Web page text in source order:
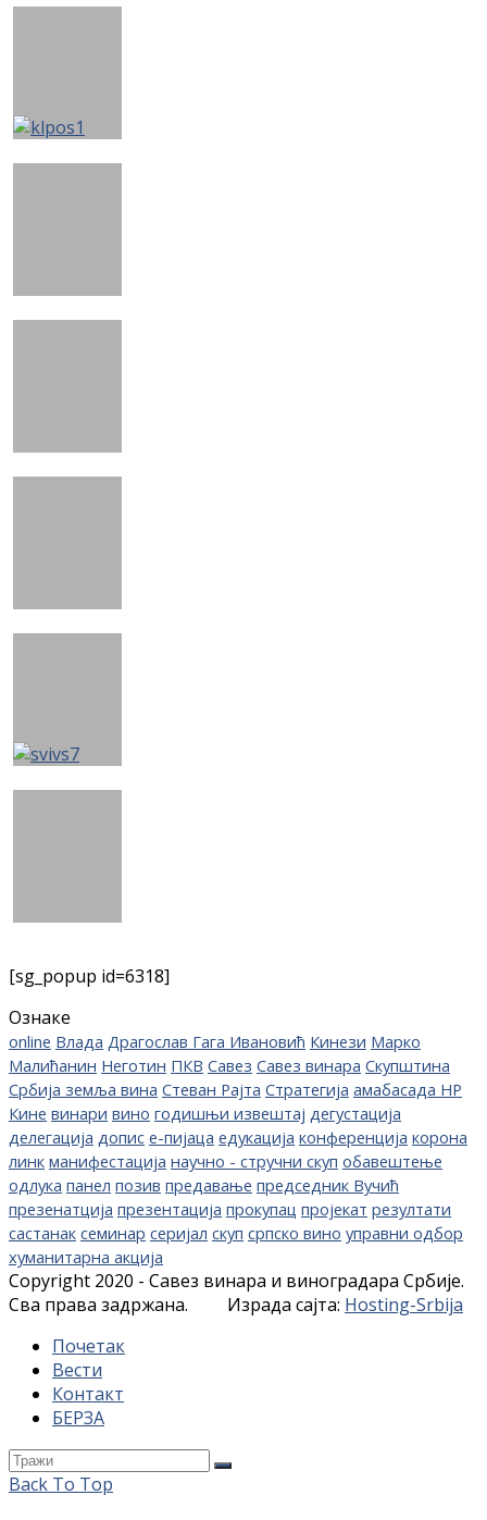
[sg_popup id=6318]
Ознаке
online Влада Драгослав Гага Ивановић Кинези Марко
Малићанин Неготин ПКВ Савез Савез винара Скупштина
Србија земља вина Стеван Рајта Стратегија амабасада НР
Кине винари вино годишњи извештај дегустација
делегација допис е-пијаца едукација конференција корона
линк манифестација научно - стручни скуп обавештење
одлука панел позив предавање председник Вучић
презенатција презентација прокупац пројекат резултати
састанак семинар серијал скуп српско вино управни одбор
хуманитарна акција
Copyright 2020 - Савез винара и виноградара Србије.
Сва права задржана. Израда сајта: Hosting-Srbija
Почетак
Вести
Контакт
БЕРЗА
Back To Top